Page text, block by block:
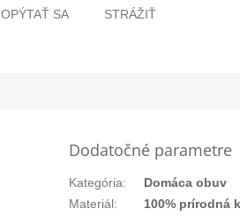
OPÝTAŤ SA STRÁŽIŤ
Dodatočné parametre
Kategória:
Domáca obuv
Materiál:
100% prírodná